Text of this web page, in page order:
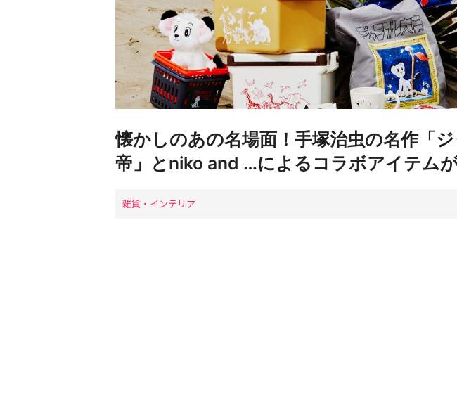
懐かしのあの名場面！手塚治虫の名作「
帝」とniko and …によるコラボアイテム
雑貨・インテリア